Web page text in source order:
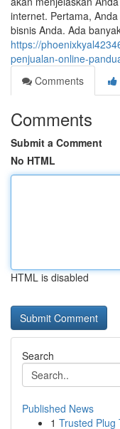
internet. Pertama,
bisnis Anda. Ada
https://
penjualan-online-
Comments
Comments
Submit a Comment
No HTML
HTML is disabled
Search
Published News
1 Trusted Plug